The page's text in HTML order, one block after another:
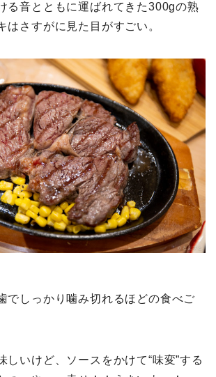
る音とともに運ばれてきた300gの熟
はさすがに見た目がすごい。
でしっかり噛み切れるほどの食べご
しいけど、ソースをかけて“味変”する